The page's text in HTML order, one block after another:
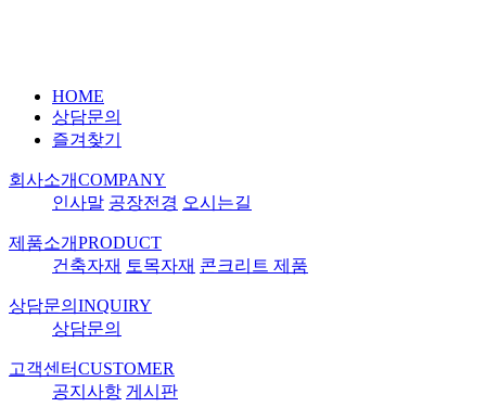
HOME
상담문의
즐겨찾기
회사소개COMPANY
인사말 공장전경 오시는길
제품소개PRODUCT
건축자재 토목자재 콘크리트 제품
상담문의 INQUIRY
상담문의
고객센터CUSTOMER
공지사항 게시판